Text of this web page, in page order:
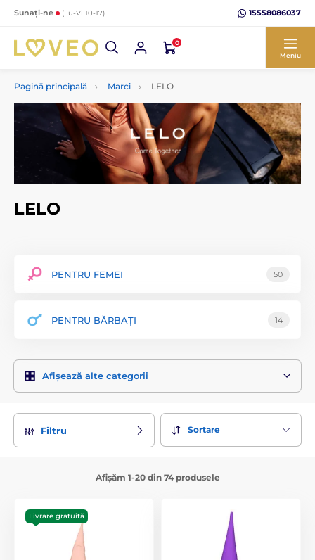
Sunați-ne (Lu-Vi 10-17) 15558086037
0
Meniu
Pagină principală Marci LELO
LELO
PENTRU FEMEI 50
PENTRU BĂRBAȚI 14
Afișează alte categorii
Filtru Sortare
Afișăm 1-20 din 74 produsele
Livrare gratuită